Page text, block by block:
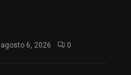
agosto 6, 2026 0